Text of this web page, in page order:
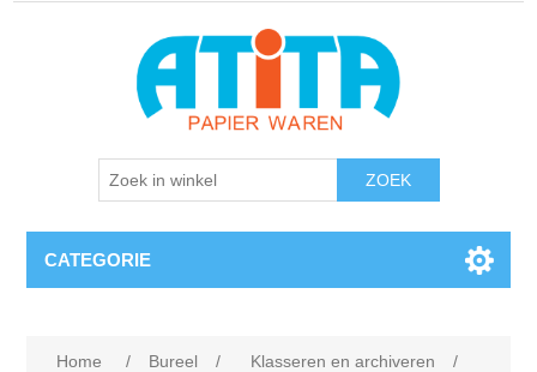
CATEGORIE
Home / Bureel / Klasseren en archiveren
/